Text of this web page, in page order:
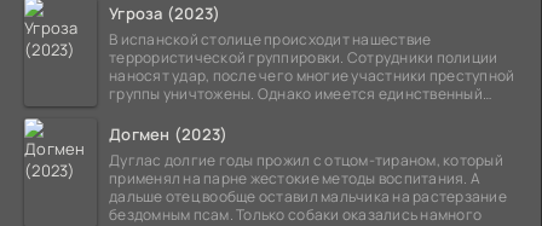
Угроза (2023)
В испанской столице происходит нашествие
террористической группировки. Сотрудники полиции
наносят удар, после чего многие участники преступной
группы уничтожены. Однако имеется единственный
Догмен (2023)
Дуглас долгие годы прожил с отцом-тираном, который
применял на парне жестокие методы воспитания. А
дальше отец вообще оставил мальчика на растерзание
бездомным псам. Только собаки оказались намного